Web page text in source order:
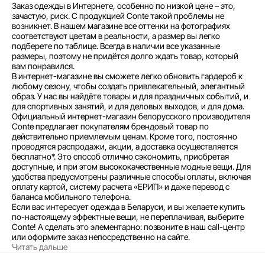
Заказ одежды в Интернете, особенно по низкой цене – это,
зачастую, риск. С продукцией Conte такой проблемы не
возникнет. В нашем магазине все оттенки на фотографиях
соответствуют цветам в реальности, а размер вы легко
подберете по таблице. Всегда в наличии все указанные
размеры, поэтому не придётся долго ждать товар, который
вам понравился.
В интернет-магазине вы сможете легко обновить гардероб к
любому сезону, чтобы создать привлекательный, элегантный
образ. У нас вы найдёте товары и для праздничных событий, и
для спортивных занятий, и для деловых выходов, и для дома.
Официальный интернет-магазин белорусского производителя
Conte предлагает покупателям брендовый товар по
действительно приемлемым ценам. Кроме того, постоянно
проводятся распродажи, акции, а доставка осуществляется
бесплатно*. Это способ отлично сэкономить, приобретая
доступные, и при этом высококачественные модные вещи. Для
удобства предусмотрены различные способы оплаты, включая
оплату картой, систему расчета «ЕРИП» и даже перевод с
баланса мобильного телефона.
Если вас интересует одежда в Беларуси, и вы желаете купить
по-настоящему эффектные вещи, не переплачивая, выберите
Conte! А сделать это элементарно: позвоните в наш call-центр
или оформите заказ непосредственно на сайте.
Читать дальше